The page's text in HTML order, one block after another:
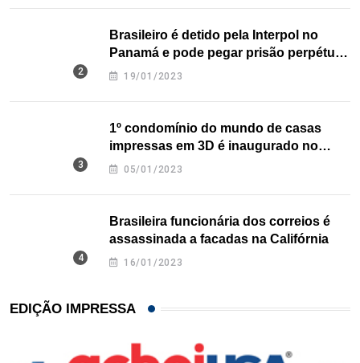
Brasileiro é detido pela Interpol no
Panamá e pode pegar prisão perpétua
nos EUA
19/01/2023
1º condomínio do mundo de casas
impressas em 3D é inaugurado no
Texas
05/01/2023
Brasileira funcionária dos correios é
assassinada a facadas na Califórnia
16/01/2023
EDIÇÃO IMPRESSA